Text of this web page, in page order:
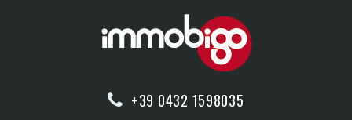
+39 0432 1598035